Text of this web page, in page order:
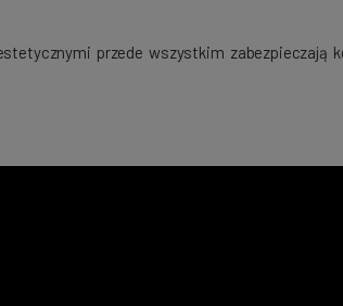
przede wszystkim zabezpieczają